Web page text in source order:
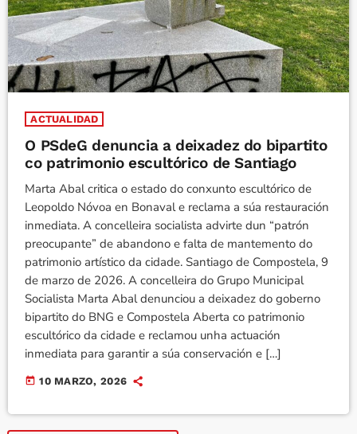
ACTUALIDAD
O PSdeG denuncia a deixadez do bipartito
co patrimonio escultórico de Santiago
Marta Abal critica o estado do conxunto escultórico de
Leopoldo Nóvoa en Bonaval e reclama a súa restauración
inmediata. A concelleira socialista advirte dun “patrón
preocupante” de abandono e falta de mantemento do
patrimonio artístico da cidade. Santiago de Compostela, 9
de marzo de 2026. A concelleira do Grupo Municipal
Socialista Marta Abal denunciou a deixadez do goberno
bipartito do BNG e Compostela Aberta co patrimonio
escultórico da cidade e reclamou unha actuación
inmediata para garantir a súa conservación e […]
today 10 MARZO, 2026